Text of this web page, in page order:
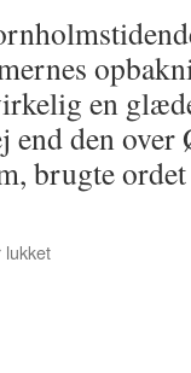
en
end den over
brugte
lukkettil